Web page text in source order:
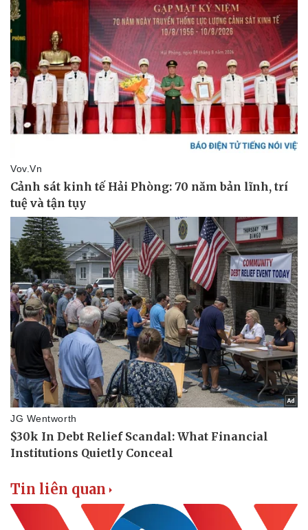
Thể thao
Bóng đá
Lịch thi đấu bóng đá
Thế giới thể thao
eSports
Ô tô - Xe máy
Ô tô
Tư vấn
Tin liên quan